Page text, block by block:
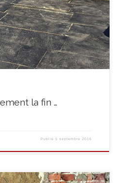
placent leurs canalisations ainsi
livre le sable pour les ultimes chapes ….
la fin …
Publié5 septembre 2016